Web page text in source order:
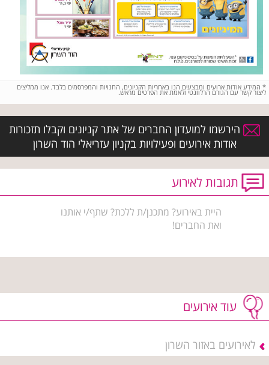
* המידע אודות ארועים ומבצעים הנו באחריות הקניונים, החנויות והמפרסמים בלבד. אנו ממליצים
ליצור קשר עם הגורם הרלוונטי ולאמת את הפרטים מראש.
הירשמו למועדון החברים של אתר קניונים וקבלו תזכורות
אודות אירועים ופעילויות בקניון עזריאלי הוד השרון
תגובות לאירוע
היית באירוע? מתכנן/ת ללכת? שתף/י אותנו
ואת החברים!
עוד אירועים
לאירועים באזור השרון